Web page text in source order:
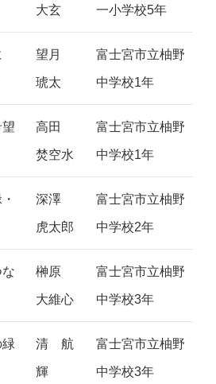
大玄 一小学校5年
望月
琥太
富士宮市立柚野
中学校1年
高田
焚空水
富士宮市立柚野
中学校1年
深澤
虎太郎
富士宮市立柚野
中学校2年
榊原
大維心
富士宮市立柚野
中学校3年
清 航
輝
富士宮市立柚野
中学校3年